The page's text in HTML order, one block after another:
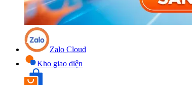
Zalo Cloud
Kho giao diện